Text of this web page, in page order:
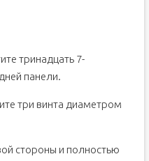
тринадцать 7-
панели.
три винта диаметром
стороны и полностью